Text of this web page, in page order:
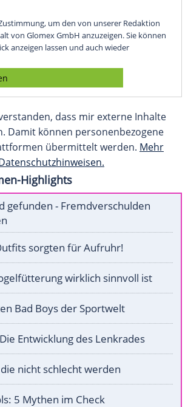
um den von unserer Redaktion
von Glomex GmbH anzuzeigen. Sie können
anzeigen lassen und auch wieder
dass mir externe Inhalte
Damit können personenbezogene
übermittelt werden. Mehr
Highlights
gefunden - Fremdverschulden
sorgten für Aufruhr!
wirklich sinnvoll ist
Bad Boys der Sportwelt
Entwicklung des Lenkrades
nicht schlecht werden
5 Mythen im Check